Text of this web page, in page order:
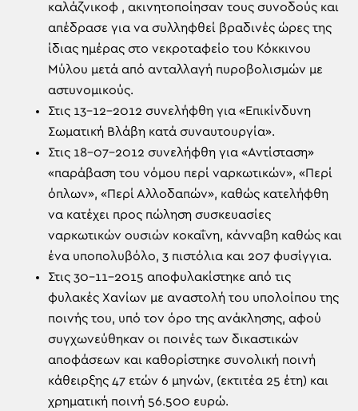
καλάζνικοφ , ακινητοποίησαν τους συνοδούς και
απέδρασε για να συλληφθεί βραδινές ώρες της
ίδιας ημέρας στο νεκροταφείο του Κόκκινου
Μύλου μετά από ανταλλαγή πυροβολισμών με
αστυνομικούς.
Στις 13-12-2012 συνελήφθη για «Επικίνδυνη
Σωματική Βλάβη κατά συναυτουργία».
Στις 18-07-2012 συνελήφθη για «Αντίσταση»
«παράβαση του νόμου περί ναρκωτικών», «Περί
όπλων», «Περί Αλλοδαπών», καθώς κατελήφθη
να κατέχει προς πώληση συσκευασίες
ναρκωτικών ουσιών κοκαΐνη, κάνναβη καθώς και
ένα υποπολυβόλο, 3 πιστόλια και 207 φυσίγγια.
Στις 30-11-2015 αποφυλακίστηκε από τις
φυλακές Χανίων με αναστολή του υπολοίπου της
ποινής του, υπό τον όρο της ανάκλησης, αφού
συγχωνεύθηκαν οι ποινές των δικαστικών
αποφάσεων και καθορίστηκε συνολική ποινή
κάθειρξης 47 ετών 6 μηνών, (εκτιτέα 25 έτη) και
χρηματική ποινή 56.500 ευρώ.